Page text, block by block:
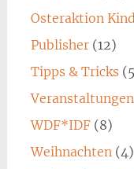
Osteraktion
Publisher(12)
Tipps & Tricks
Veranstaltungen
WDF*IDF(8)
Weihnachten (4)